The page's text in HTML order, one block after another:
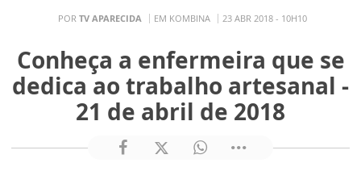
POR TV APARECIDA EM KOMBINA 23 ABR 2018 - 10H10
Conheça a enfermeira que se
dedica ao trabalho artesanal -
21 de abril de 2018